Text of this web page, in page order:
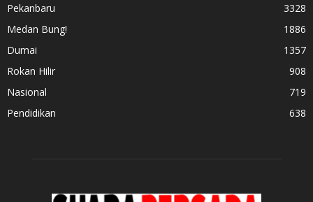
Pekanbaru
3328
Medan Bung!
1886
Dumai
1357
Rokan Hilir
908
Nasional
719
Pendidikan
638